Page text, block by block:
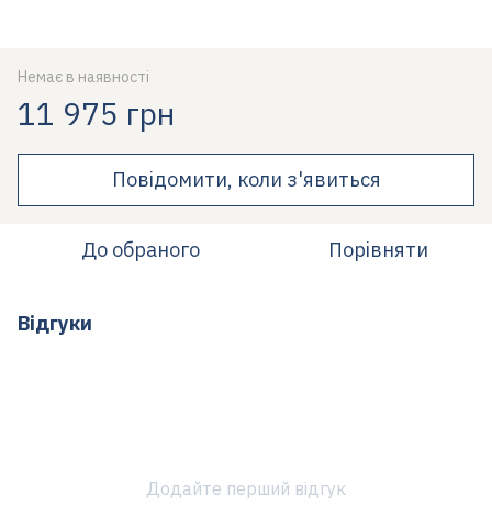
Немає в наявності
11 975 грн
Повідомити, коли з'явиться
До обраного Порівняти
Відгуки
Додайте перший відгук